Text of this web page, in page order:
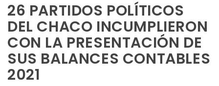
26 PARTIDOS POLÍTICOS
DEL CHACO INCUMPLIERON
CON LA PRESENTACIÓN DE
SUS BALANCES CONTABLES
2021